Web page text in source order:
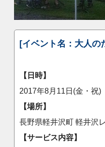
[イベント名：大人の
【日時】
2017年8月11日(金・祝)
【場所】
長野県軽井沢町 軽井沢
【サービス内容】